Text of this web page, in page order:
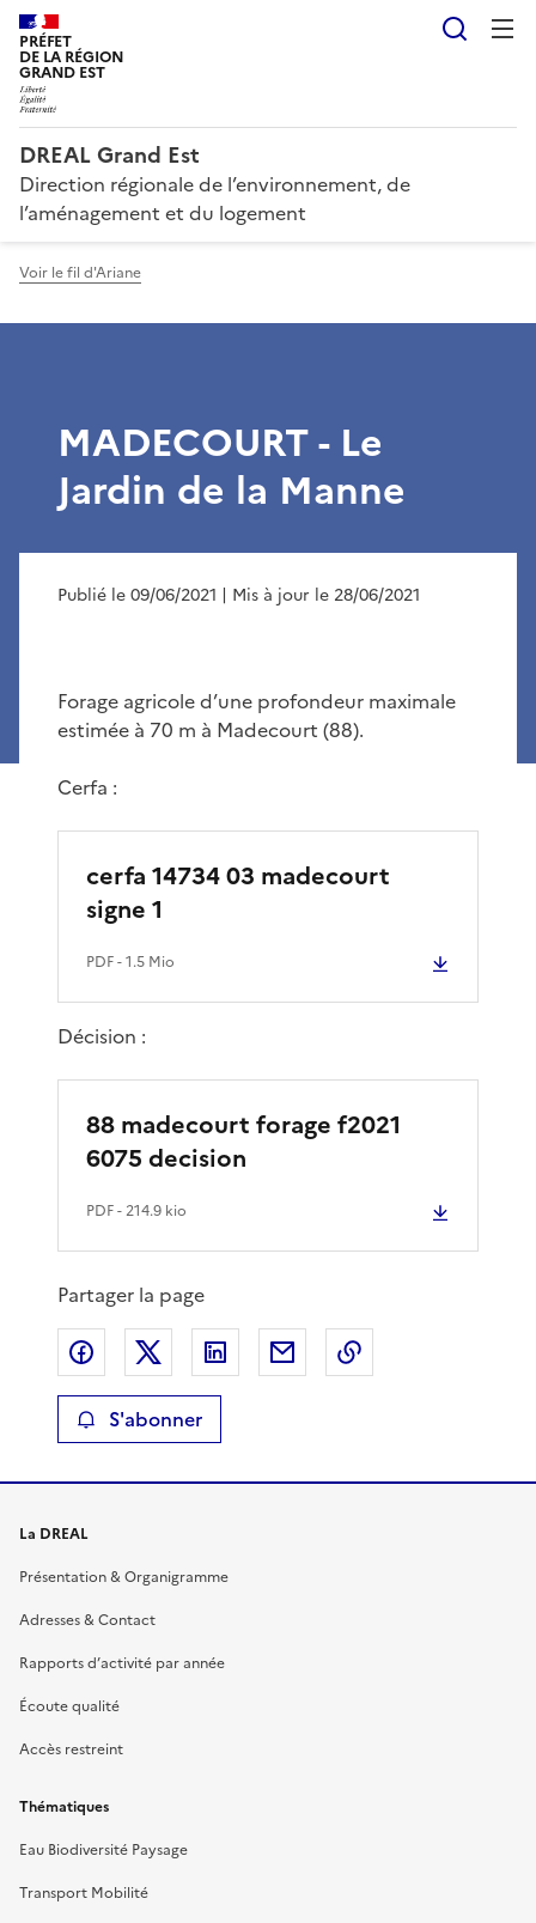
PRÉFET
DE LA RÉGION
GRAND EST
DREAL Grand Est
Direction régionale de l’environnement, de
l’aménagement et du logement
Voir le fil d'Ariane
MADECOURT - Le
Jardin de la Manne
Publié le 09/06/2021 | Mis à jour le 28/06/2021
Forage agricole d’une profondeur maximale
estimée à 70 m à Madecourt (88).
Cerfa :
cerfa 14734 03 madecourt
signe 1
PDF- 1.5 Mio
Décision :
88 madecourt forage f2021
6075 decision
PDF- 214.9 kio
Partager la page
Partager sur Facebook
Partager sur XPartager sur LinkedIn
Partager par email
S'abonner
La DREAL
Présentation & Organigramme
Adresses & Contact
Rapports d’activité par année
Écoute qualité
Accès restreint
Thématiques
Eau Biodiversité Paysage
Transport Mobilité